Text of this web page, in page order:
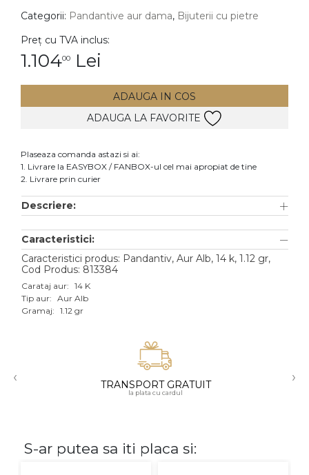
Inele
Cercei
Bratari
Lanturi
Pandantive
Accesorii
Aur galben
Aur alb
Aur roz
Categorii: Pandantive aur dama, Bijuterii cu pietre
Preț cu TVA inclus:
1.10400 Lei
ADAUGA IN COS
ADAUGA LA FAVORITE
Plaseaza comanda astazi si ai:
1. Livrare la EASYBOX / FANBOX-ul cel mai apropiat de tine
2. Livrare prin curier
Descriere:
Caracteristici:
Caracteristici produs: Pandantiv, Aur Alb, 14 k, 1.12 gr,
Cod Produs: 813384
Carataj aur: 14 K
Tip aur: Aur Alb
Gramaj: 1.12 gr
‹ TRANSPORT GRATUIT
la plata cu cardul
›
S-ar putea sa iti placa si: